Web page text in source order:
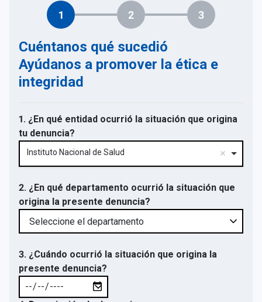
1 2 3
Cuéntanos qué sucedió
Ayúdanos a promover la ética e
integridad
1. ¿En qué entidad ocurrió la situación que origina
tu denuncia?
Instituto Nacional de Salud
2. ¿En qué departamento ocurrió la situación que
origina la presente denuncia?
3. ¿Cuándo ocurrió la situación que origina la
presente denuncia?